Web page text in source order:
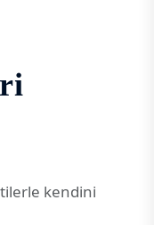
kendini